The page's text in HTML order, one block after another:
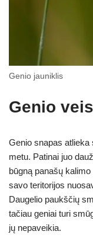
Genio jauniklis
Genio
Genio snapas
metu. Patinai juo
būgną panašų
savo teritorijos
Daugelio paukščių
tačiau geniai turi
jų nepaveikia.